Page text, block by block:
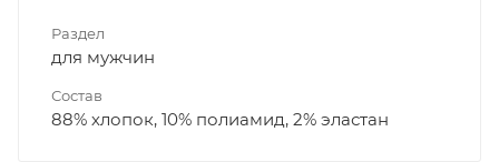
Раздел
для мужчин
Состав
88% хлопок, 10% полиамид, 2% эластан